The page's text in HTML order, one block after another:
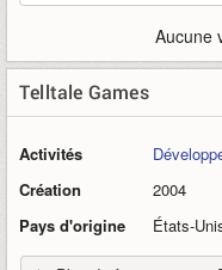
Aucune
Telltale Games
Activités
Création
2004
Pays d'origine
États-